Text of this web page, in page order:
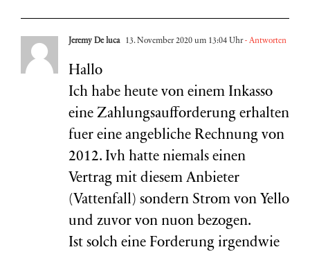
Jeremy De luca 13. November 2020 um 13:04 Uhr- Antworten
Hallo
Ich habe heute von einem Inkasso
eine Zahlungsaufforderung erhalten
fuer eine angebliche Rechnung von
2012. Ivh hatte niemals einen
Vertrag mit diesem Anbieter
(Vattenfall) sondern Strom von Yello
und zuvor von nuon bezogen.
Ist solch eine Forderung irgendwie